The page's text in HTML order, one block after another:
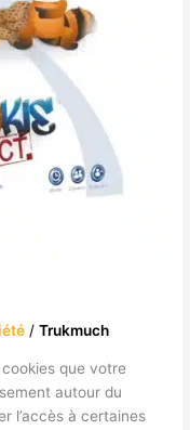
/Trukmuch
que votre
autour du
l’accès à certaines